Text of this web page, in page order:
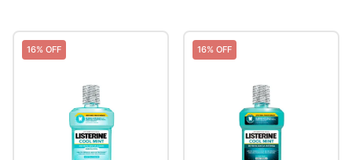
16% OFF 16% OFF